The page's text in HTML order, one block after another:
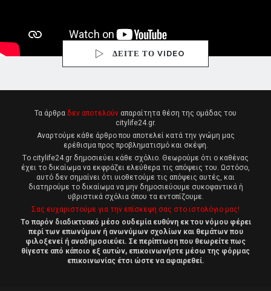
ΔΕΙΤΕ ΤΟ VIDEO
Τα άρθρα δεν αποτελούν απαραίτητα θέση της ομάδας του
citylife24.gr.
Αναρτούμε κάθε άρθρο που αποτελεί κατά την γνώμη μας
ερέθισμα προς προβληματισμό και σκέψη.
Tο citylife24.gr δημοσιεύει κάθε σχόλιο. Θεωρούμε ότι ο καθένας
έχει το δικαίωμα να εκφράζει ελεύθερα τις απόψεις του. Ωστόσο,
αυτό δεν σημαίνει ότι υιοθετούμε τις απόψεις αυτές, και
διατηρούμε το δικαίωμα να μην δημοσιεύουμε συκοφαντικά ή
υβριστικά σχόλια όπου τα εντοπίζουμε.
Σας ευχαριστούμε για την επίσκεψη σας στο ιστολόγιο μας!
Το παρόν διαδικτυακό μέσο ουδεμία ευθύνη εκ του νόμου φέρει
περί των επωνύμων ή ανωνύμων σχολίων και θεμάτων που
φιλοξενεί ή αναδημοσιεύει. Σε περίπτωση που θεωρείτε πως
θίγεστε από κάποιο εξ αυτών, επικοινωνήστε μέσω της φόρμας
επικοινωνίας έτσι ώστε να αφαιρεθεί.